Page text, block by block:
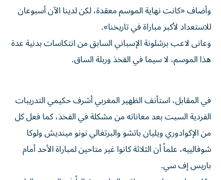
وأضاف «كانت نهاية الموسم معقدة، لكن لدينا الآن أسبوعان
للاستعداد لأكبر مباراة في تاريخنا».
وعانى لاعب برشلونة الإسباني السابق من انتكاسات بدنية عدة
هذا الموسم، لا سيما في الفخذ وربلة الساق.
في المقابل، استأنف الظهير المغربي أشرف حكيمي التدريبات
الفردية السبت بعد معاناته من مشكلة في الفخذ، كما فعل كل
من الإكوادوري ويليان باتشو والبرتغالي نونو مينديش ولوكا
شوفالييه، علماً أن الثلاثة كانوا غير متاحين لمباراة الأحد أمام
باريس إف سي.